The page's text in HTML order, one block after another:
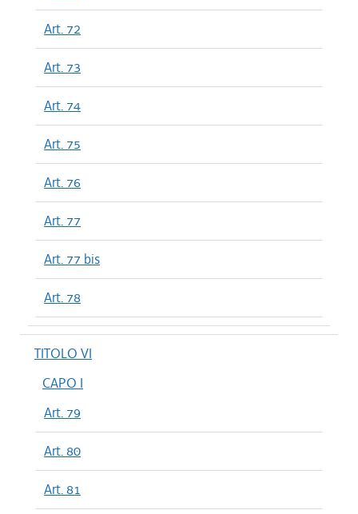
Art. 72
Art. 73
Art. 74
Art. 75
Art. 76
Art. 77
Art. 77 bis
Art. 78
TITOLO VI
CAPO I
Art. 79
Art. 80
Art. 81